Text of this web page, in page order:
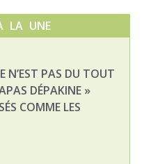
LA UNE
N’EST PAS DU TOUT
DÉPAKINE »
COMME LES